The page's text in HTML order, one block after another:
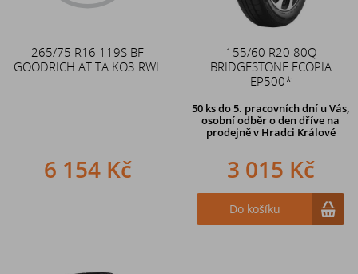
265/75 R16 119S BF
GOODRICH AT TA KO3 RWL
6 154 Kč
155/60 R20 80Q
BRIDGESTONE ECOPIA
EP500*
50 ksdo 5. pracovních dní u Vás,
osobní odběr o den dříve na
prodejněv Hradci Králové
3 015 Kč
Do košíku